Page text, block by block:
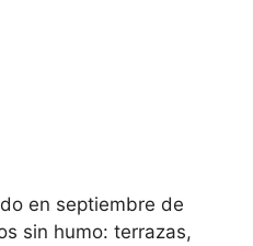
en septiembre de
sin humo: terrazas,